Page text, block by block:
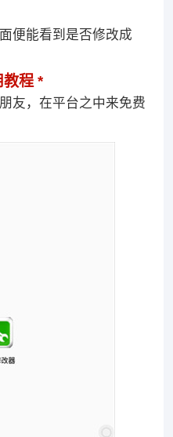
便能看到是否修改成
程
友，在平台之中来免费